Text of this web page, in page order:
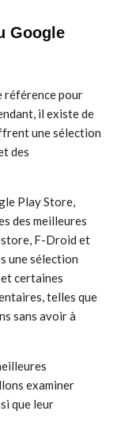
Google
référence pour
il existe de
une sélection
des
Play Store,
des meilleures
F-Droid et
une sélection
certaines
telles que
sans avoir à
examiner
que leur